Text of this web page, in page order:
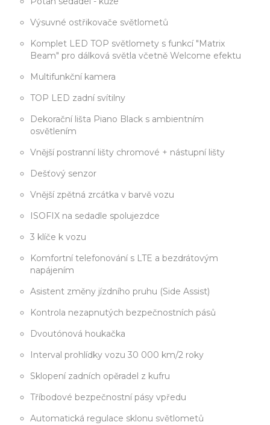
Výsuvné ostřikovače světlometů
Komplet LED TOP světlomety s funkcí "Matrix
Beam" pro dálková světla včetně Welcome efektu
Multifunkční kamera
TOP LED zadní svítilny
Dekorační lišta Piano Black s ambientním
osvětlením
Vnější postranní lišty chromové + nástupní lišty
Dešťový senzor
Vnější zpětná zrcátka v barvě vozu
ISOFIX na sedadle spolujezdce
3 klíče k vozu
Komfortní telefonování s LTE a bezdrátovým
napájením
Asistent změny jízdního pruhu (Side Assist)
Kontrola nezapnutých bezpečnostních pásů
Dvoutónová houkačka
Interval prohlídky vozu 30 000 km/2 roky
Sklopení zadních opěradel z kufru
Tříbodové bezpečnostní pásy vpředu
Automatická regulace sklonu světlometů